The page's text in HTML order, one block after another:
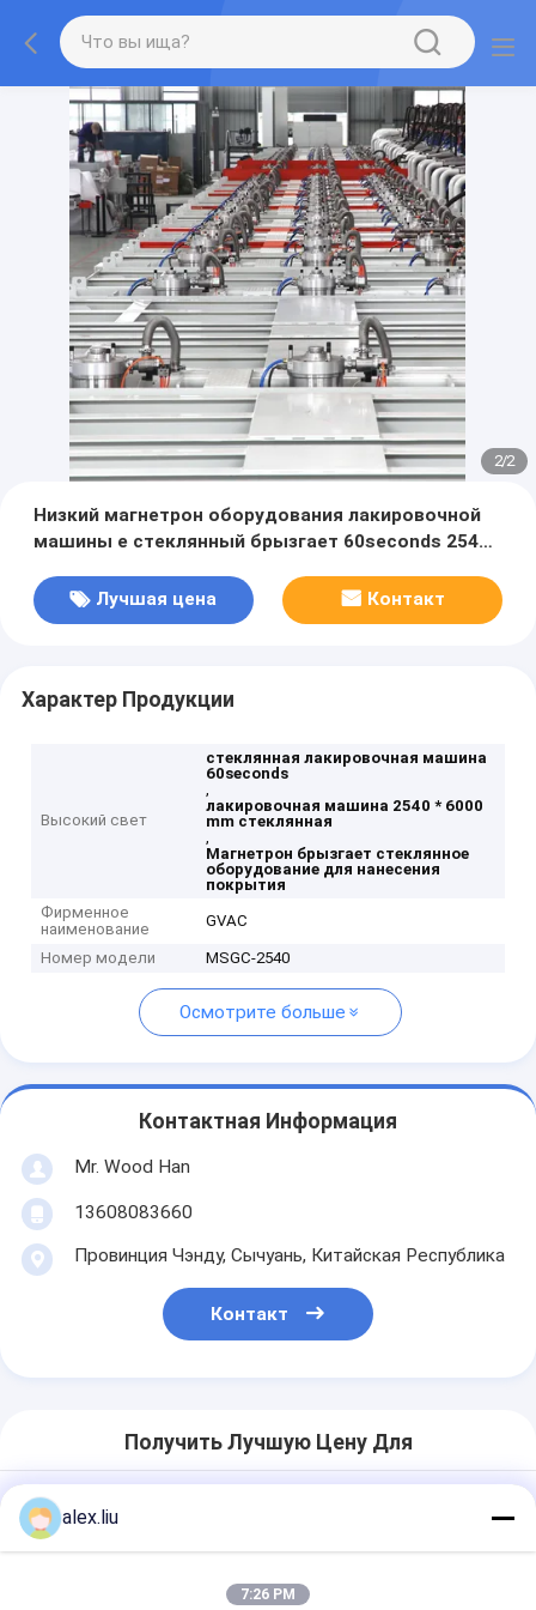
2/2
Низкий магнетрон оборудования лакировочной
машины e стеклянный брызгает 60seconds 2540 *
Лучшая цена
Контакт
Характер Продукции
Высокий свет
стеклянная лакировочная машина
60seconds
,
лакировочная машина 2540 * 6000
mm стеклянная
,
Магнетрон брызгает стеклянное
оборудование для нанесения
покрытия
Фирменное
наименование
GVAC
Номер модели MSGC-2540
Осмотрите больше
Контактная Информация
Mr. Wood Han
13608083660
Провинция Чэнду, Сычуань, Китайская Республика
Контакт
Получить Лучшую Цену Для
60seconds 2540 * 6000 Mm
alex.liu
7:26 PM